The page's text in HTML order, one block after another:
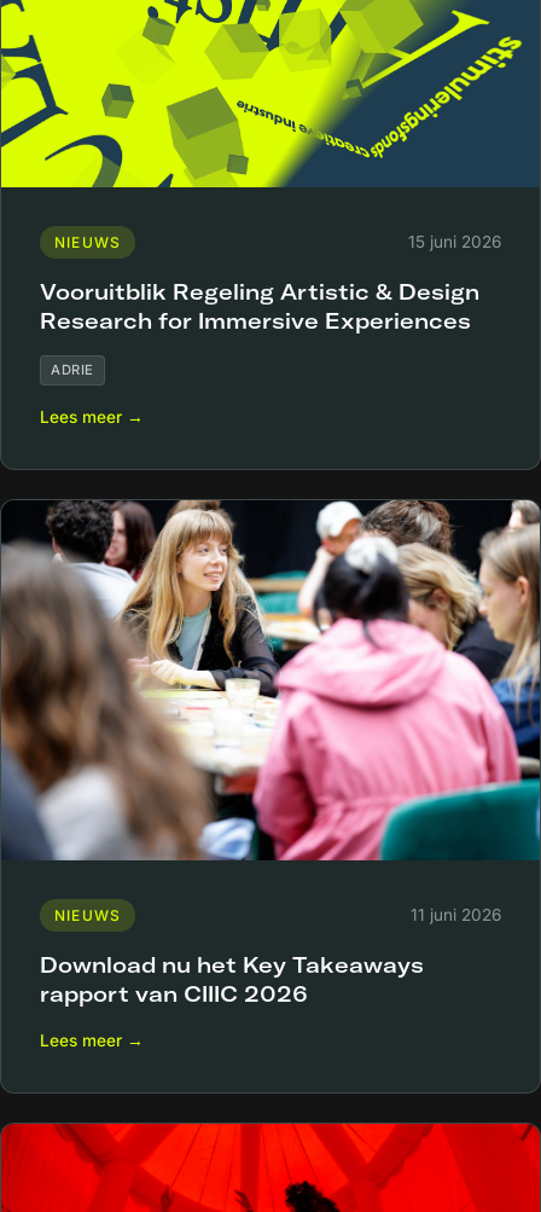
NIEUWS 15 juni 2026
Vooruitblik Regeling Artistic & Design
Research for Immersive Experiences
ADRIE
Lees meer →
NIEUWS 11 juni 2026
Download nu het Key Takeaways
rapport van CIIIC 2026
Lees meer →